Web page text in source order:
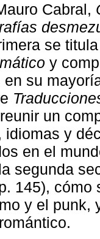
Cabral,
se
y
en su
un
idiomas y
en el
segunda
145),
y el punk,